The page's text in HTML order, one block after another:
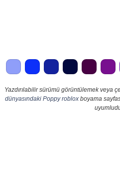
Yazdırılabilir sürümü görüntülemek veya
dünyasındaki Poppy roblox boyama